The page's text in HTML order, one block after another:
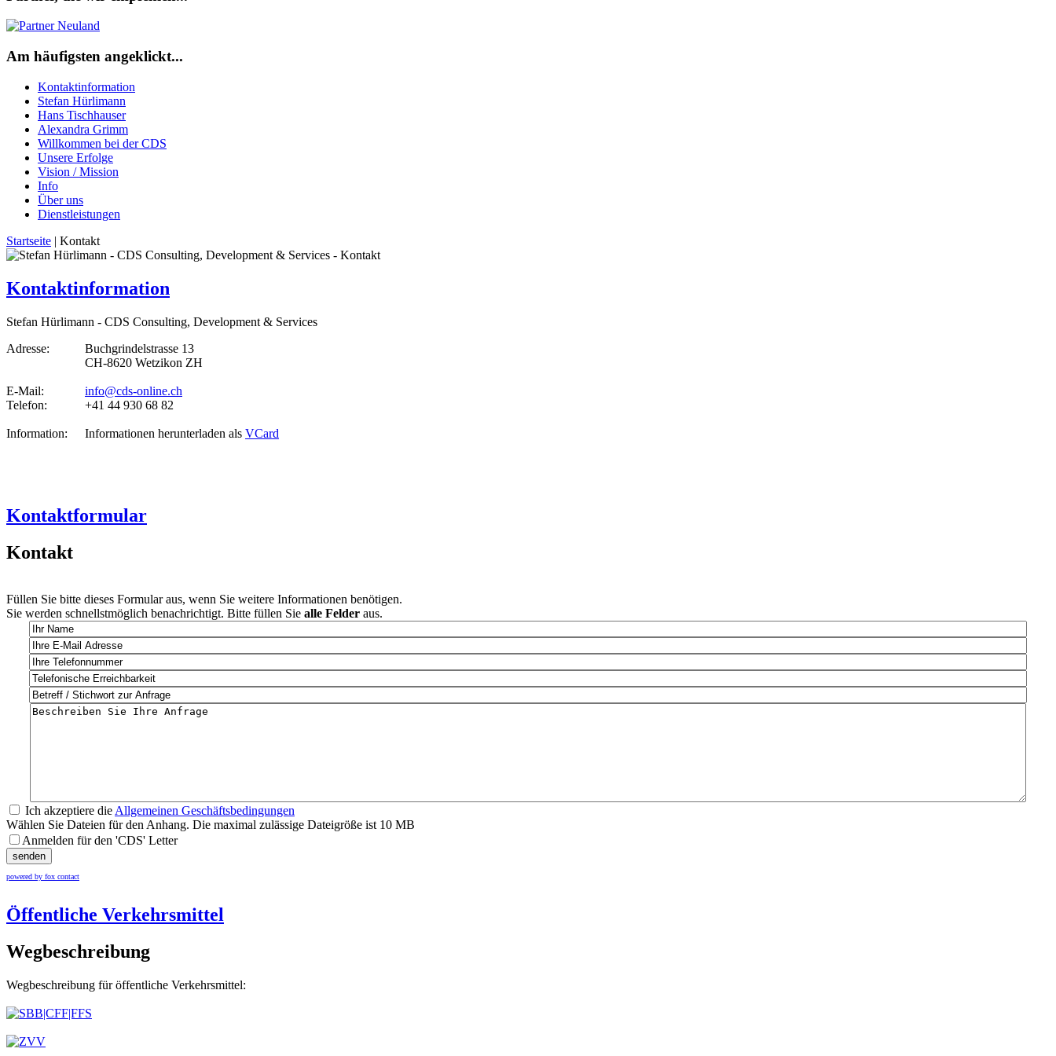
Am häufigsten angeklickt...
Kontaktinformation
Stefan Hürlimann
Hans Tischhauser
Alexandra Grimm
Willkommen bei der CDS
Unsere Erfolge
Vision / Mission
Info
Über uns
Dienstleistungen
Startseite | Kontakt
Kontaktinformation
Stefan Hürlimann - CDS Consulting, Development & Services
Adresse:
Buchgrindelstrasse 13
CH-8620 Wetzikon ZH
E-Mail:
info@cds-online.ch
Telefon:
+41 44 930 68 82
Information: Informationen herunterladen als VCard
Kontaktformular
Kontakt
Füllen Sie bitte dieses Formular aus, wenn Sie weitere Informationen benötigen.
Sie werden schnellstmöglich benachrichtigt. Bitte füllen Sie alle Felder aus.
Ich akzeptiere dieAllgemeinen Geschäftsbedingungen
Wählen Sie Dateien für den Anhang. Die maximal zulässige Dateigröße ist 10 MB
Anmelden für den 'CDS' Letter
senden
powered by fox contact
Öffentliche Verkehrsmittel
Wegbeschreibung
Wegbeschreibung für öffentliche Verkehrsmittel: